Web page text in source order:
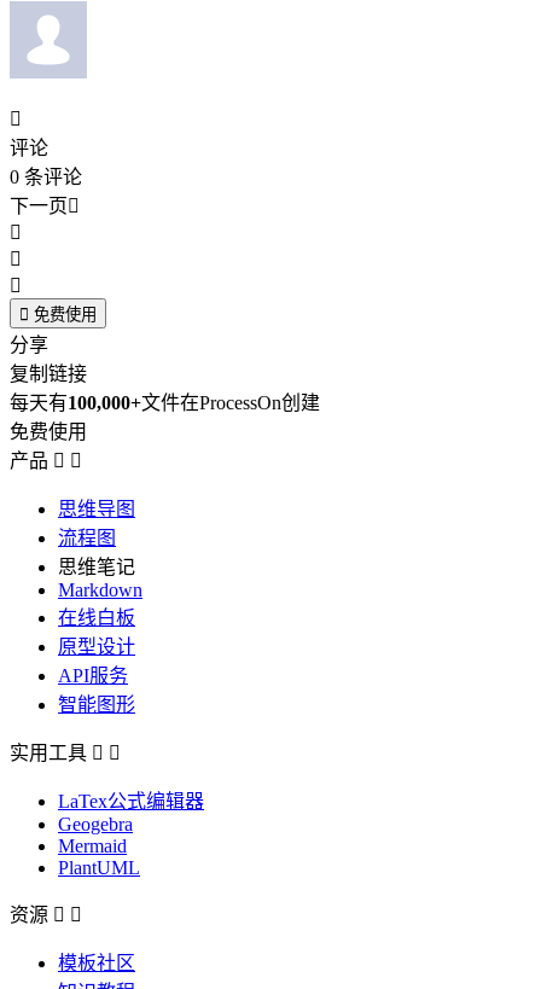

评论
0 条评论
下一页



 免费使用
分享
复制链接
每天有100,000+文件在ProcessOn创建
免费使用
产品  
思维导图
流程图
思维笔记
Markdown
在线白板
原型设计
API服务
智能图形
实用工具  
LaTex公式编辑器
Geogebra
Mermaid
PlantUML
资源  
模板社区